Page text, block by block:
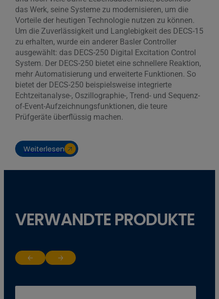
das Werk, seine Systeme zu modernisieren, um die
Vorteile der heutigen Technologie nutzen zu können.
Um die Zuverlässigkeit und Langlebigkeit des DECS-15
zu erhalten, wurde ein anderer Basler Controller
ausgewählt: das DECS-250 Digital Excitation Control
System. Der DECS-250 bietet eine schnellere Reaktion,
mehr Automatisierung und erweiterte Funktionen. So
bietet der DECS-250 beispielsweise integrierte
Echtzeitanalyse-, Oszillographie-, Trend- und Sequenz-
of-Event-Aufzeichnungsfunktionen, die teure
Prüfgeräte überflüssig machen.
Weiterlesen
VERWANDTE PRODUKTE
Return to previous slide
Jump to next slide